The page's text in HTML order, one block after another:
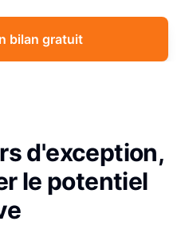
bilan gratuit
d'exception,
le potentiel